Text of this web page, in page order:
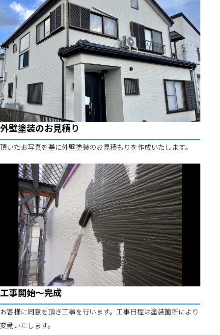
外壁塗装のお見積り
頂いたお写真を基に外壁塗装のお見積もりを作成いたします。
工事開始～完成
お客様に同意を頂き工事を行います。工事日程は塗装箇所により
変動いたします。